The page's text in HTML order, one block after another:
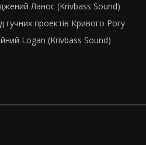
Ланос (Krivbass Sound)
гучних проектів Кривого Рогу
Logan (Krivbass Sound)